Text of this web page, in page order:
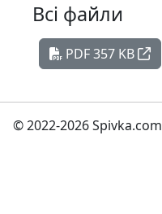
Всі файли
PDF 357 KB
© 2022-2026 Spivka.com